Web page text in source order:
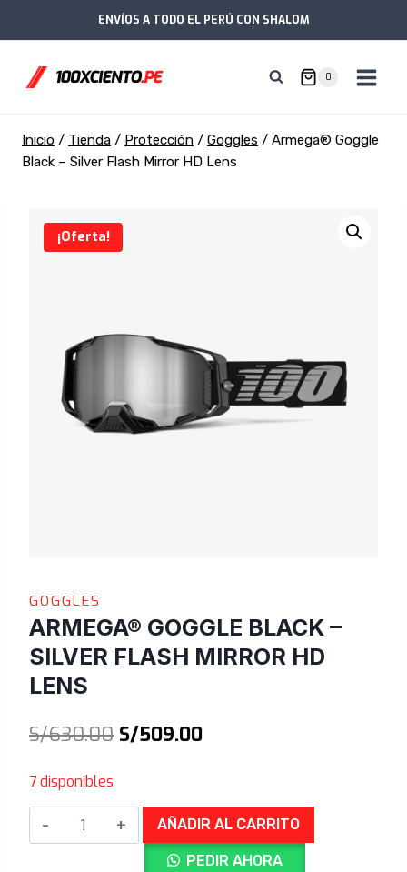
al
ENVÍOS A TODO EL PERÚ CON SHALOM
0
Inicio / Tienda / Protección / Goggles / Armega® Goggle
Black – Silver Flash Mirror HD Lens
¡Oferta!
GOGGLES
ARMEGA® GOGGLE BLACK –
SILVER FLASH MIRROR HD
LENS
S/630.00 El
era:
S/630.00.
S/509.00El
es:
S/509.00.
7 disponibles
Armega®
Goggle
AÑADIR AL CARRITO
PEDIR AHORA